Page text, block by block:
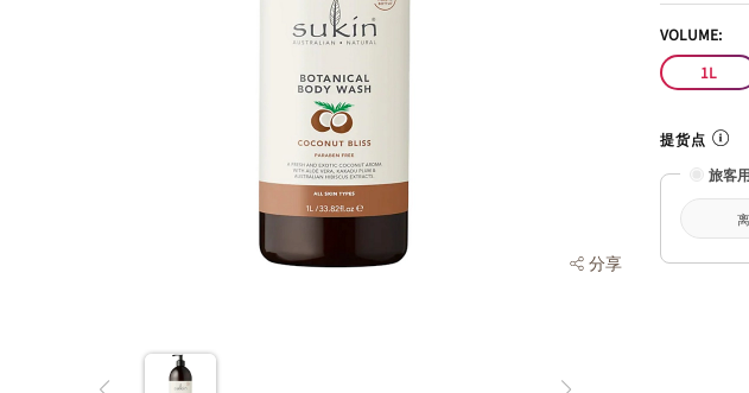
分享
VOLUME:
1L
提货点
旅客